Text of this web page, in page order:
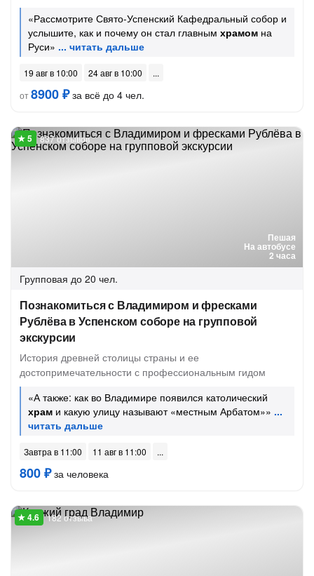
«Рассмотрите Свято-Успенский Кафедральный собор и
услышите, как и почему он стал главным храмом на
Руси»
19 авг в 10:00
24 авг в 10:00
от8900 ₽за всё до 4 чел.
Пешая
На автобусе
2 часа
837 отзывов
Групповая до 20 чел.
Познакомиться с Владимиром и фресками
Рублёва в Успенском соборе на групповой
экскурсии
История древней столицы страны и ее
достопримечательности с профессиональным гидом
«А также: как во Владимире появился католический
храм и какую улицу называют «местным Арбатом»»
Завтра в 11:00 11 авг в 11:00
800 ₽за человека
182 отзыва